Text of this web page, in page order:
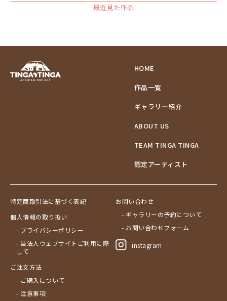
最近見た作品
HOME
作品一覧
ギャラリー紹介
ABOUT US
TEAM TINGA TINGA
認定アーティスト
特定商取引法に基づく表記
個人情報の取り扱い
- プライバシーポリシー
- 当法人ウェブサイトご利用に際
して
ご注文方法
- ご購入について
- 注意事項
お問い合わせ
- ギャラリーの予約について
- お問い合わせフォーム
instagram